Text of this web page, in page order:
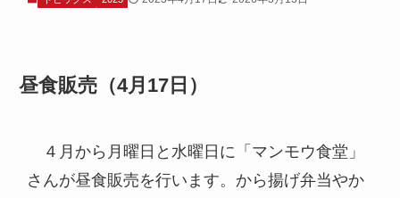
昼食販売（4月17日）
４月から月曜日と水曜日に「マンモウ食堂」
さんが昼食販売を行います。から揚げ弁当やか